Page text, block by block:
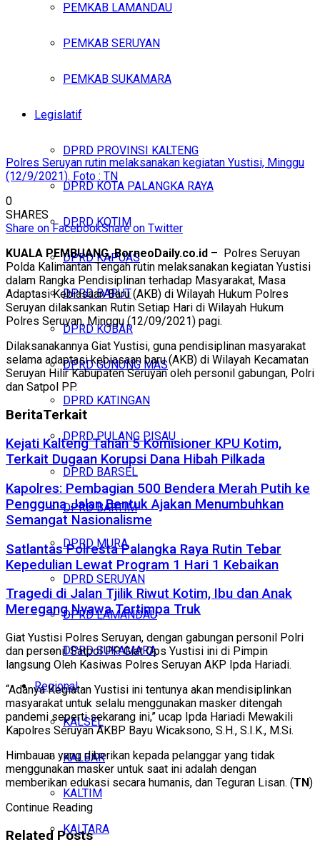
PEMKAB LAMANDAU
PEMKAB SERUYAN
PEMKAB SUKAMARA
Legislatif
DPRD PROVINSI KALTENG
DPRD KOTA PALANGKA RAYA
DPRD KOTIM
DPRD KAPUAS
DPRD BARUT
DPRD KOBAR
DPRD GUNUNG MAS
DPRD KATINGAN
DPRD PULANG PISAU
DPRD BARSEL
DPRD BARTIM
DPRD MURA
DPRD SERUYAN
DPRD LAMANDAU
DPRD SUKAMARA
Regional
KALSEL
KALBAR
KALTIM
KALTARA
Polres Seruyan rutin melaksanakan kegiatan Yustisi, Minggu
(12/9/2021). Foto : TN
0
SHARES
Share on FacebookShare on Twitter
KUALA PEMBUANG, BorneoDaily.co.id – Polres Seruyan
Polda Kalimantan Tengah rutin melaksanakan kegiatan Yustisi
dalam Rangka Pendisiplinan terhadap Masyarakat, Masa
Adaptasi Kebiasaan Baru (AKB) di Wilayah Hukum Polres
Seruyan dilaksankan Rutin Setiap Hari di Wilayah Hukum
Polres Seruyan, Minggu (12/09/2021) pagi.
Dilaksanakannya Giat Yustisi, guna pendisiplinan masyarakat
selama adaptasi kebiasaan baru (AKB) di Wilayah Kecamatan
Seruyan Hilir Kabupaten Seruyan oleh personil gabungan, Polri
dan Satpol PP.
BeritaTerkait
Kejati Kalteng Tahan 5 Komisioner KPU Kotim,
Terkait Dugaan Korupsi Dana Hibah Pilkada
Kapolres: Pembagian 500 Bendera Merah Putih ke
Pengguna Jalan Bentuk Ajakan Menumbuhkan
Semangat Nasionalisme
Satlantas Polresta Palangka Raya Rutin Tebar
Kepedulian Lewat Program 1 Hari 1 Kebaikan
Tragedi di Jalan Tjilik Riwut Kotim, Ibu dan Anak
Meregang Nyawa Tertimpa Truk
Giat Yustisi Polres Seruyan, dengan gabungan personil Polri
dan personil Satpol PP. Giat Ops Yustisi ini di Pimpin
langsung Oleh Kasiwas Polres Seruyan AKP Ipda Hariadi.
“Adanya Kegiatan Yustisi ini tentunya akan mendisiplinkan
masyarakat untuk selalu menggunakan masker ditengah
pandemi seperti sekarang ini,” ucap Ipda Hariadi Mewakili
Kapolres Seruyan AKBP Bayu Wicaksono, S.H., S.I.K., M.Si.
Himbauan yang diberikan kepada pelanggar yang tidak
menggunakan masker untuk saat ini adalah dengan
memberikan edukasi secara humanis, dan Teguran Lisan. (TN)
Continue Reading
RelatedPosts